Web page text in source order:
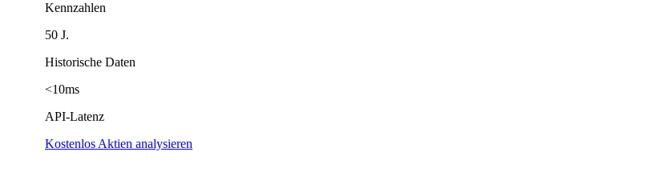
Kennzahlen
50 J.
Historische Daten
<10ms
API-Latenz
Kostenlos Aktien analysieren